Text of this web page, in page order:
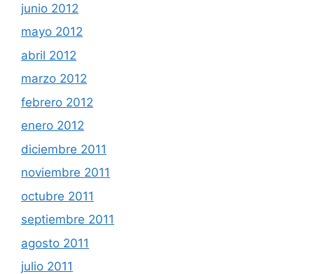
junio 2012
mayo 2012
abril 2012
marzo 2012
febrero 2012
enero 2012
diciembre 2011
noviembre 2011
octubre 2011
septiembre 2011
agosto 2011
julio 2011